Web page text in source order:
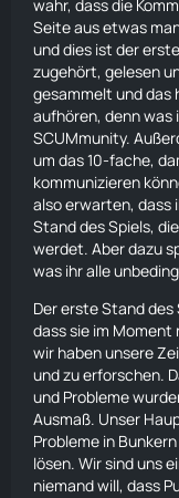
wahr, dass die
Seite aus etwas
und dies ist der
zugehört, gelesen
gesammelt und das
aufhören, denn was
SCUMmunity.
um das 10-fache,
kommunizieren
also erwarten, dass
Stand des Spiels,
werdet. Aber dazu
was ihr alle
Der erste Stand des
dass sie im
wir haben unsere
und zu erforschen.
und Probleme
Ausmaß. Unser
Probleme in
lösen. Wir sind uns
niemand will, dass